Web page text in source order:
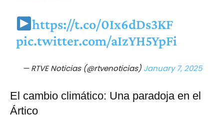
https://t.co/0Ix6dDs3KF
pic.twitter.com/aIzYH5YpFi
— RTVE Noticias (@rtvenoticias) January 7, 2025
El cambio climático: Una paradoja en el
Ártico